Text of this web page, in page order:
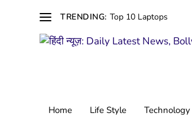
TRENDING: Top 10 Laptops
Home Life Style Technology